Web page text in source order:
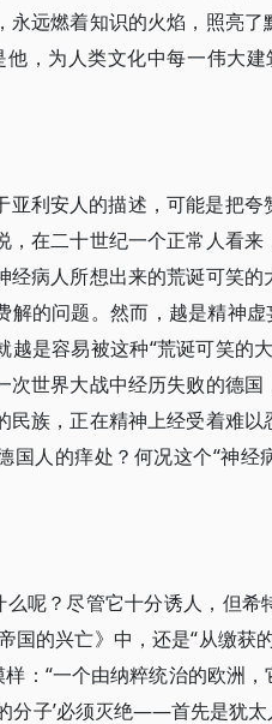
永远燃着知识的火焰，照亮
，为人类文化中每一伟大
亚利安人的描述，可能是把
，在二十世纪一个正常人看
经病人所想出来的荒诞可笑
解的问题。然而，越是精神
越是容易被这种“荒诞可笑的
次世界大战中经历失败的德
民族，正在精神上经受着难
国人的痒处？何况这个“神
么呢？尽管它十分诱人，但
国的兴亡》中，还是“从缴
样：“一个由纳粹统治的欧洲
分子’必须灭绝——首先是犹